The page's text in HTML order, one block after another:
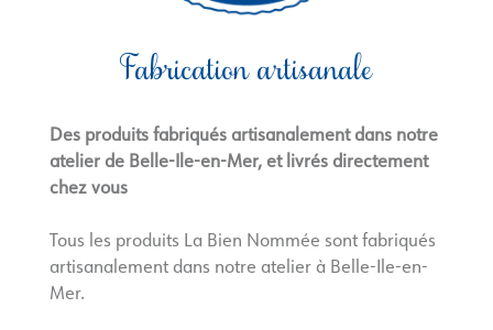
Fabrication artisanale
Des produits fabriqués artisanalement dans notre
atelier de Belle-Ile-en-Mer, et livrés directement
chez vous
Tous les produits La Bien Nommée sont fabriqués
artisanalement dans notre atelier à Belle-Ile-en-
Mer.